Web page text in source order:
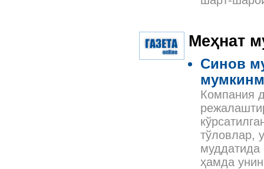
Меҳнат
Синов
Компания
тўловлар,
муддатида
ҳамда